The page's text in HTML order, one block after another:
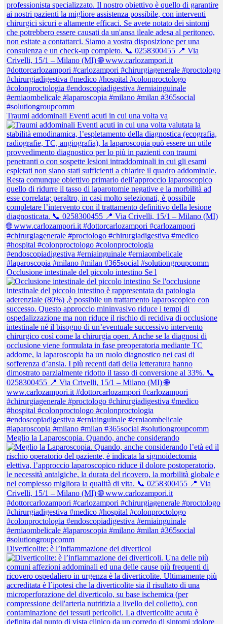
Traumi addominali Eventi acuti in cui una volta va
Occlusione intestinale del piccolo intestino Se l
Meglio la Laparoscopia. Quando, anche considerando
Diverticolite: è l’infiammazione dei diverticol